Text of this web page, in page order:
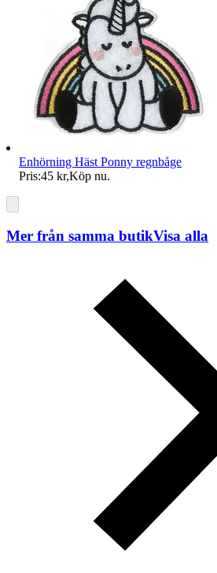
Enhörning Häst Ponny regnbåge
Pris:45 kr,Köp nu.
Mer från samma butikVisa alla